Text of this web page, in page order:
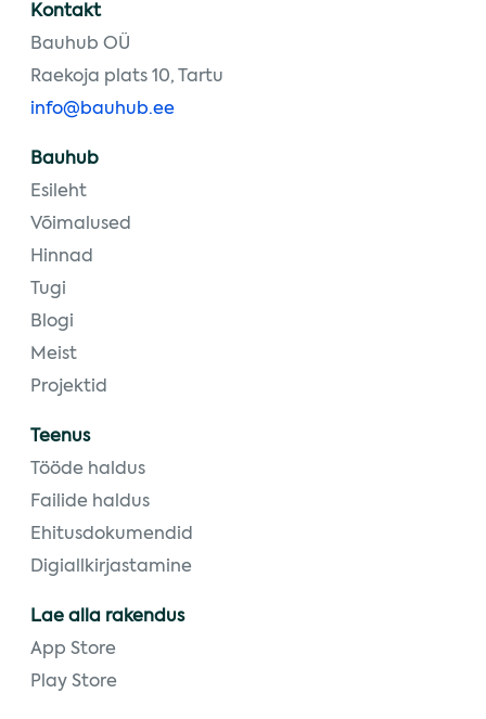
Kontakt
Bauhub OÜ
Raekoja plats 10, Tartu
info@bauhub.ee
Bauhub
Esileht
Võimalused
Hinnad
Tugi
Blogi
Meist
Projektid
Teenus
Tööde haldus
Failide haldus
Ehitusdokumendid
Digiallkirjastamine
Lae alla rakendus
App Store
Play Store